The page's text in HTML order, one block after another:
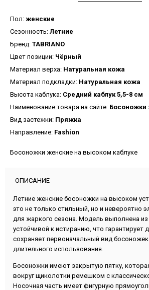
Пол: женские
Сезонность: Летние
Бренд: TABRIANO
Цвет позиции: Чёрный
Материал верха: Натуральная кожа
Материал подкладки: Натуральная кожа
Высота каблука: Средний каблук 5,5-8 см
Наименование товара на сайте: Босоножки
Вид застежки: Пряжка
Направление: Fashion
Босоножки женские на высоком каблуке
ОПИСАНИЕ
Летние женские босоножки на высоком
это не только стильный, но и невероятно
для жаркого сезона. Модель выполнена из
устойчивой к истиранию, что гарантирует
сохраняет первоначальный вид
длительного использования.
Босоножки имеют закрытую пятку,
вокруг щиколотки ремешком с
Носочная часть имеет фигурную